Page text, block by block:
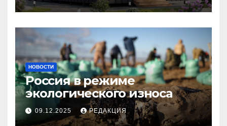
НОВОСТИ
Россия в режиме
экологического износа
09.12.2025 РЕДАКЦИЯ